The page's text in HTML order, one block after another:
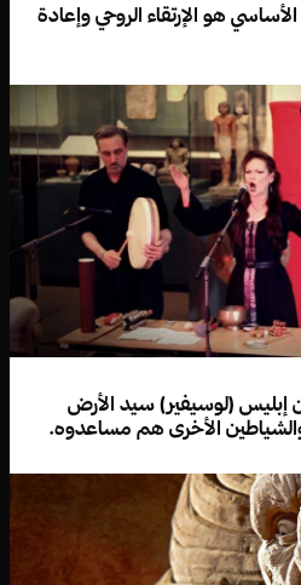
هو الإرتقاء الروحي وإعادة
إبليس (لوسيفير) سيد الأرض
والشياطين الأخرى هم مساعدوه.